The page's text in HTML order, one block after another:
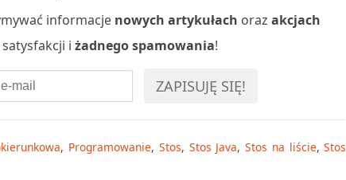
informacje nowych artykułach orazakcjach
satysfakcji iżadnego spamowania!
, Programowanie, Stos, Stos Java,Stos na liście,Stos